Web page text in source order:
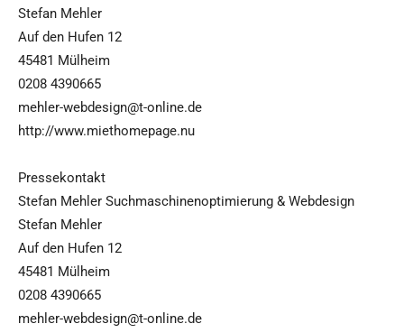
Stefan Mehler
Auf den Hufen 12
45481 Mülheim
0208 4390665
mehler-webdesign@t-online.de
http://www.miethomepage.nu
Pressekontakt
Stefan Mehler Suchmaschinenoptimierung & Webdesign
Stefan Mehler
Auf den Hufen 12
45481 Mülheim
0208 4390665
mehler-webdesign@t-online.de